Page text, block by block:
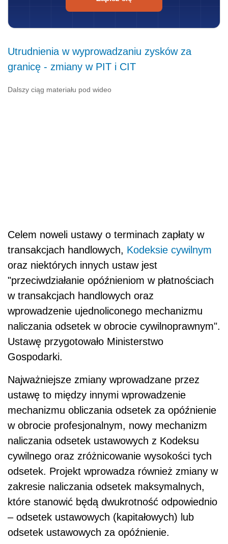
Utrudnienia w wyprowadzaniu zysków za
granicę - zmiany w PIT i CIT
Dalszy ciąg materiału pod wideo
Celem noweli ustawy o terminach zapłaty w
transakcjach handlowych, Kodeksie cywilnym
oraz niektórych innych ustaw jest
"przeciwdziałanie opóźnieniom w płatnościach
w transakcjach handlowych oraz
wprowadzenie ujednoliconego mechanizmu
naliczania odsetek w obrocie cywilnoprawnym".
Ustawę przygotowało Ministerstwo
Gospodarki.
Najważniejsze zmiany wprowadzane przez
ustawę to między innymi wprowadzenie
mechanizmu obliczania odsetek za opóźnienie
w obrocie profesjonalnym, nowy mechanizm
naliczania odsetek ustawowych z Kodeksu
cywilnego oraz zróżnicowanie wysokości tych
odsetek. Projekt wprowadza również zmiany w
zakresie naliczania odsetek maksymalnych,
które stanowić będą dwukrotność odpowiednio
– odsetek ustawowych (kapitałowych) lub
odsetek ustawowych za opóźnienie.